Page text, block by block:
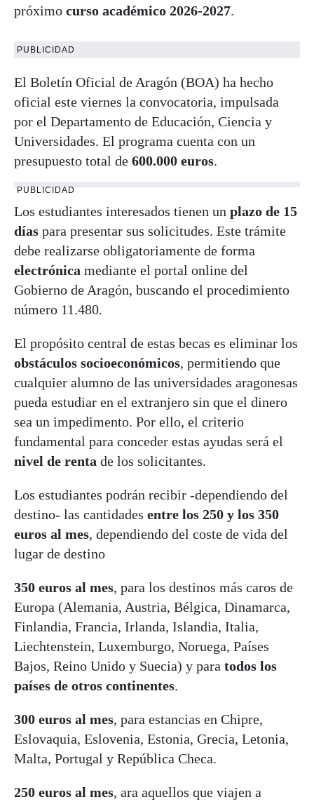
próximo curso académico 2026-2027.
PUBLICIDAD
El Boletín Oficial de Aragón (BOA) ha hecho
oficial este viernes la convocatoria, impulsada
por el Departamento de Educación, Ciencia y
Universidades. El programa cuenta con un
presupuesto total de 600.000 euros.
PUBLICIDAD
Los estudiantes interesados tienen un plazo de 15
días para presentar sus solicitudes. Este trámite
debe realizarse obligatoriamente de forma
electrónica mediante el portal online del
Gobierno de Aragón, buscando el procedimiento
número 11.480.
El propósito central de estas becas es eliminar los
obstáculos socioeconómicos, permitiendo que
cualquier alumno de las universidades aragonesas
pueda estudiar en el extranjero sin que el dinero
sea un impedimento. Por ello, el criterio
fundamental para conceder estas ayudas será el
nivel de renta de los solicitantes.
Los estudiantes podrán recibir -dependiendo del
destino- las cantidades entre los 250 y los 350
euros al mes, dependiendo del coste de vida del
lugar de destino
350 euros al mes, para los destinos más caros de
Europa (Alemania, Austria, Bélgica, Dinamarca,
Finlandia, Francia, Irlanda, Islandia, Italia,
Liechtenstein, Luxemburgo, Noruega, Países
Bajos, Reino Unido y Suecia) y para todos los
países de otros continentes.
300 euros al mes, para estancias en Chipre,
Eslovaquia, Eslovenia, Estonia, Grecia, Letonia,
Malta, Portugal y República Checa.
250 euros al mes, ara aquellos que viajen a